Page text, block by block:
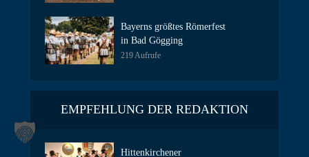
Bayerns größtes Römerfest
in Bad Gögging
219 Aufrufe
EMPFEHLUNG DER REDAKTION
Hittenkirchener